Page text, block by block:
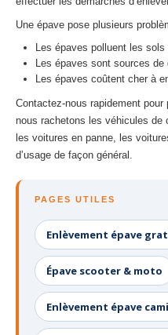
Une épave pose plusieurs
Les épaves polluent les
Les épaves sont sources de
Les épaves coûtent cher à
Contactez-nous rapidement
nous rachetons les véhicules
les voitures en panne, les
d’usage de façon général.
PAGES UTILES
Enlèvement épave
Épave scooter & moto
Enlèvement épave